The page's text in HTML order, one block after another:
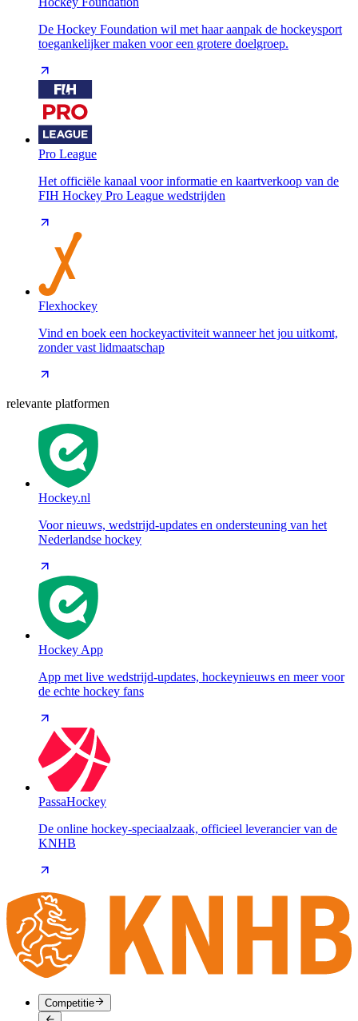
De Hockey Foundation wil met haar aanpak de hockeysport
toegankelijker maken voor een grotere doelgroep.
Pro League
Het officiële kanaal voor informatie en kaartverkoop van de
FIH Hockey Pro League wedstrijden
Flexhockey
Vind en boek een hockeyactiviteit wanneer het jou uitkomt,
zonder vast lidmaatschap
relevante platformen
Hockey.nl
Voor nieuws, wedstrijd-updates en ondersteuning van het
Nederlandse hockey
Hockey App
App met live wedstrijd-updates, hockeynieuws en meer voor
de echte hockey fans
PassaHockey
De online hockey-speciaalzaak, officieel leverancier van de
KNHB
Competitie